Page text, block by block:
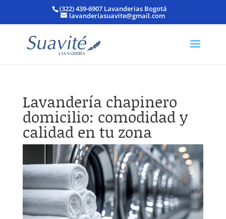
(322) 439-6907 Lavanderias Bogotá
lavanderiasuavite@gmail.com
Lavandería chapinero
domicilio: comodidad y
calidad en tu zona